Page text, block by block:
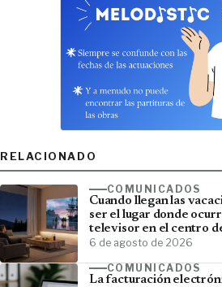
RELACIONADO
COMUNICADOS
Cuando llegan las
ser el lugar donde
televisor en el centro
6 de agosto de 2026
COMUNICADOS
La facturación